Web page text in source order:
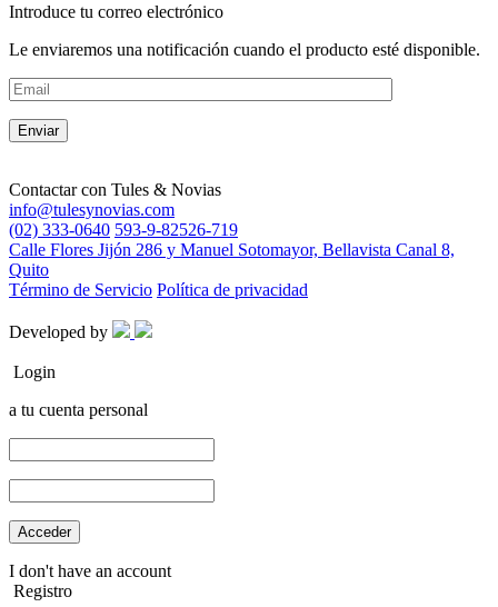
Introduce tu correo electrónico
Le enviaremos una notificación cuando el producto esté disponible.
Contactar con Tules & Novias
info@tulesynovias.com
(02) 333-0640 593-9-82526-719
Calle Flores Jijón 286 y Manuel Sotomayor, Bellavista Canal 8,
Quito
Término de Servicio Política de privacidad
Developed by
Login
a tu cuenta personal
I don't have an account
Registro